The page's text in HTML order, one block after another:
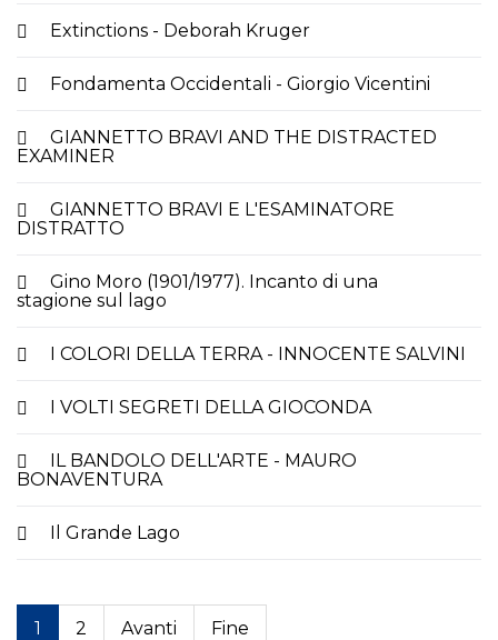
Extinctions - Deborah Kruger
Fondamenta Occidentali - Giorgio Vicentini
GIANNETTO BRAVI AND THE DISTRACTED
EXAMINER
GIANNETTO BRAVI E L'ESAMINATORE
DISTRATTO
Gino Moro (1901/1977). Incanto di una
stagione sul lago
I COLORI DELLA TERRA - INNOCENTE SALVINI
I VOLTI SEGRETI DELLA GIOCONDA
IL BANDOLO DELL'ARTE - MAURO
BONAVENTURA
Il Grande Lago
1 2 Avanti Fine